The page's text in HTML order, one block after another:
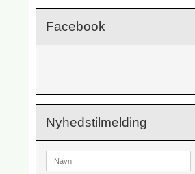
Facebook
Nyhedstilmelding